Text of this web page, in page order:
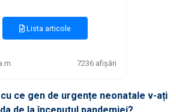
Lista articole
7236 afișări
ce gen de urgențe neonatale v-ați
de la începutul pandemiei?